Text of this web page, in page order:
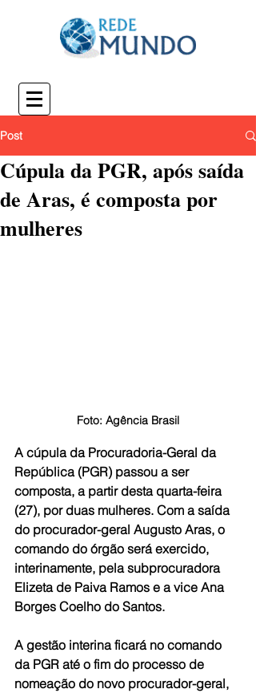
Post
Cúpula da PGR, após saída
de Aras, é composta por
mulheres
Foto: Agência Brasil
A cúpula da Procuradoria-Geral da
República (PGR) passou a ser
composta, a partir desta quarta-feira
(27), por duas mulheres. Com a saída
do procurador-geral Augusto Aras, o
comando do órgão será exercido,
interinamente, pela subprocuradora
Elizeta de Paiva Ramos e a vice Ana
Borges Coelho do Santos.
A gestão interina ficará no comando
da PGR até o fim do processo de
nomeação do novo procurador-geral,